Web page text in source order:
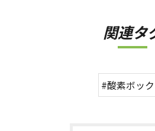
関連タ
#酸素ボッ